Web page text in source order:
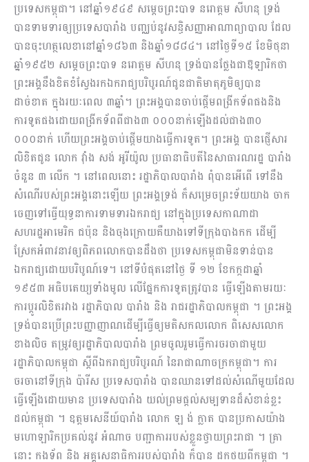
ប្រទេសកម្ពុជា។ នៅឆ្នាំ១៩៤៩ សម្តេចព្រះបាទ នរោត្តម សីហនុ ទ្រង់
បានទាមទារឲ្យប្រទេសបារាំង បញ្ឈប់នូវសន្ធិសញ្ញាអាណាព្យាបាល ដែល
បានចុះហត្ថលេខានៅឆ្នាំ១៨៦៣ និងឆ្នាំ១៨៨៤។ នៅថ្ងៃទី១៥ ខែមិថុនា
ឆ្នាំ១៩៥២ សម្តេចព្រះបាទ នរោត្តម សីហនុ ទ្រង់បានថ្លែងជាឱឡារិកថា
ព្រះអង្គនឹងខិតខំស្វែងរកឯករាជ្យបរិបូរណ៍ជូនជាតិមាតុភូមិឲ្យបាន
ដាច់ខាត ក្នុងរយៈពេល ៣ឆ្នាំ។ ព្រះអង្គបានចាប់ផ្តើមពង្រីកទ័ពផងនិង
ការទូតផងដោយពង្រីកទ័ពពីជាង៣ ០០០នាក់ឡើងដល់ជាង៣០
០០០នាក់ ហើយព្រះអង្គចាប់ផ្តើមយាងធ្វើការទូត។ ព្រះអង្គ បានផ្ញើសារ
លិខិតជូន លោក វ៉ាំង សង់ អូរីយ៉ូល ប្រធានាធិបតីនៃសាធារណរដ្ឋ បារាំង
ចំនួន ៣ លើក ។ នៅពេលនោះ រដ្ឋាភិបាលបារាំង ពុំបានអើពើ ទៅនឹង
សំណើរបស់ព្រះអង្គនោះឡើយ ព្រះអង្គទ្រង់ ក៏សម្រេចព្រះទ័យយាង ចាក
ចេញទៅធ្វើយុទ្ធនាការទាមទារឯករាជ្យ នៅក្នុងប្រទេសកាណាដា
សហរដ្ឋអាមេរិក ជប៉ុន និងចុងក្រោយគឺយាងទៅទីក្រុងបាងកក ដើម្បី
ស្រែកអំពាវនាវឲ្យពិភពលោកបានដឹងថា ប្រទេសកម្ពុជាមិនទាន់បាន
ឯករាជ្យដោយបរិបូណ៍ទេ។ នៅទីបំផុតនៅថ្ងៃ ទី ១២ ខែកក្កដាឆ្នាំ
១៩៥៣ អធិបតេយ្យទាំងមូល លើផ្នែកការទូតត្រូវបាន ធ្វើឡើងតាមរយៈ
ការប្តូរលិខិតរវាង រដ្ឋាភិបាល បារាំង និង រាជរដ្ឋាភិបាលកម្ពុជា ។ ព្រះអង្គ
ទ្រង់បានប្រើព្រះបញ្ញាញាណដើម្បីធ្វើឲ្យមតិសកលលោក ពិសេសលោក
ខាងលិច តម្រូវឲ្យរដ្ឋាភិបាលបារាំង ព្រមចូលរួមធ្វើការចរចាជាមួយ
រដ្ឋាភិបាលកម្ពុជា ស្ដីពីឯករាជ្យបរិបូរណ៍ នៃរាជាណាចក្រកម្ពុជា។ ការ
ចរចានៅទីក្រុង ប៉ារីស ប្រទេសបារាំង បានឈានទៅដល់សំណើមួយដែល
ធ្វើឡើងដោយមាន ប្រទេសបារាំង យល់ព្រមផ្តល់សម្បទានដ៏សំខាន់ខ្លះ
ដល់កម្ពុជា ។ ឧត្តមសេនីយ៍បារាំង លោក ឡ ង់ ក្លាត បានប្រកាសយ៉ាង
មហោឡារិកប្រគល់នូវ អំណាច បញ្ជាការរបស់ខ្លួនថ្វាយព្រះរាជា ។ គ្រា
នោះ កងទ័ព និង អគ្គសេនាធិការរបស់បារាំង ក៏បាន ដកថយពីកម្ពុជា ។